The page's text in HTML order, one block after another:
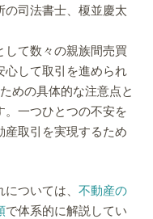
司法書士、榎並慶太
して数々の親族間売買
心して取引を進められ
めの具体的な注意点と
一つひとつの不安を
取引を実現するため
については、不動産の
で体系的に解説してい